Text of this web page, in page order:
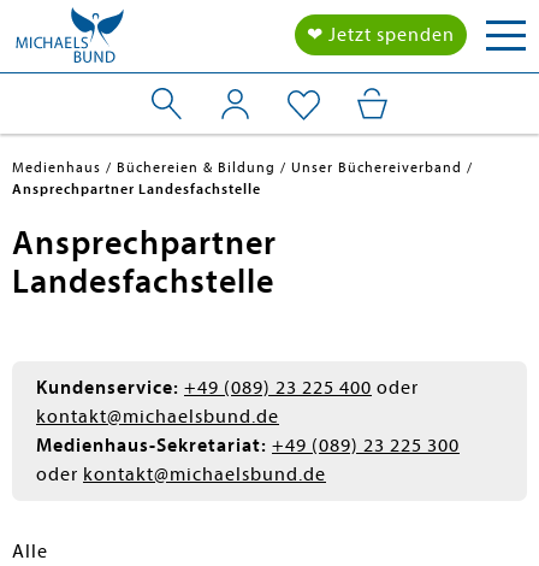
❤ Jetzt spenden
submenu
Medienhaus Büchereien & Bildung
Unser Büchereiverband
Ansprechpartner Landesfachstelle
Ansprechpartner
Landesfachstelle
Kundenservice: +49 (089) 23 225 400 oder
kontakt@michaelsbund.de
Medienhaus-Sekretariat: +49 (089) 23 225 300
oder kontakt@michaelsbund.de
Alle